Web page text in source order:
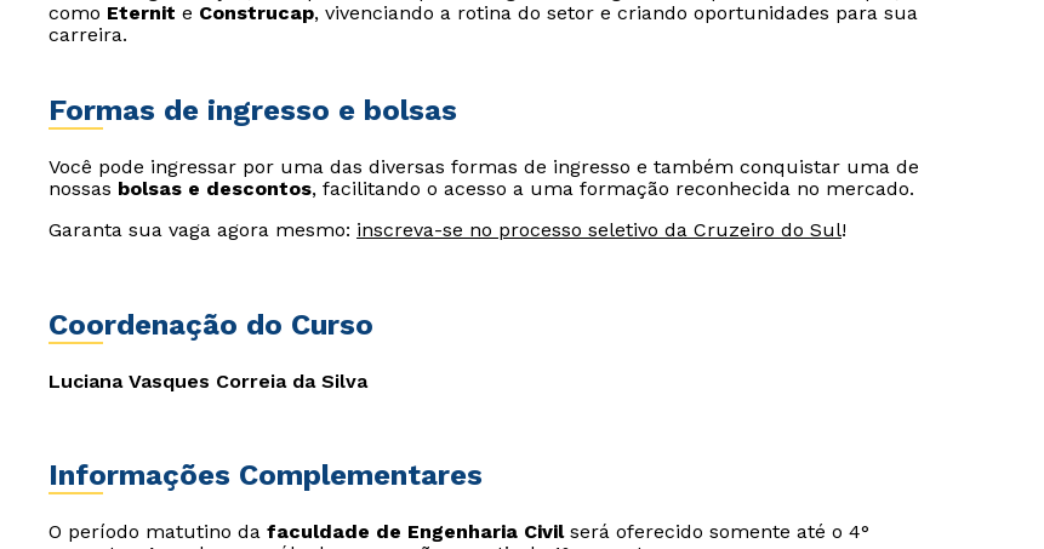
como Eternit e Construcap, vivenciando a rotina do setor e criando oportunidades para sua
carreira.
Formas de ingresso e bolsas
Você pode ingressar por uma das diversas formas de ingresso e também conquistar uma de
nossas bolsas e descontos, facilitando o acesso a uma formação reconhecida no mercado.
Garanta sua vaga agora mesmo: inscreva-se no processo seletivo da Cruzeiro do Sul!
Coordenação do Curso
Luciana Vasques Correia da Silva
Informações Complementares
O período matutino da faculdade de Engenharia Civilserá oferecido somente até o 4°